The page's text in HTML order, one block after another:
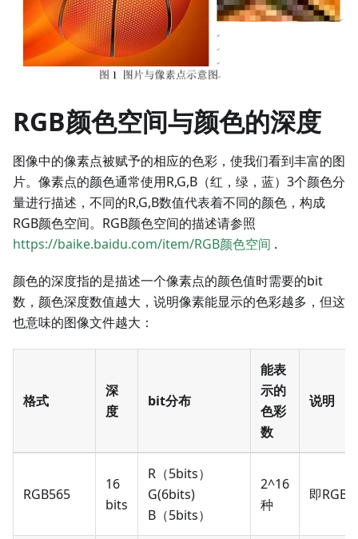
RGB颜色空间与颜色的深度
图像中的像素点被赋予的相应的色彩，使我们看到丰富的图
片。像素点的颜色通常使用R,G,B（红，绿，蓝）3个颜色分
量进行描述，不同的R,G,B数值代表着不同的颜色，构成
RGB颜色空间。RGB颜色空间的描述请参照
https://baike.baidu.com/item/RGB颜色空间 .
颜色的深度指的是描述一个像素点的颜色值时需要的bit
数，颜色深度数值越大，说明像素能显示的色彩越多，但这
也意味的图像文件越大：
格式
深
度
bit分布
能表
示的
色彩
数
说明
RGB565
16
bits
R（5bits）
G(6bits)
B（5bits）
2^16
种
即